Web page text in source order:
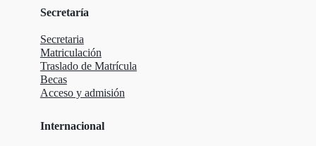
Secretaría
Secretaria
Matriculación
Traslado de Matrícula
Becas
Acceso y admisión
Internacional